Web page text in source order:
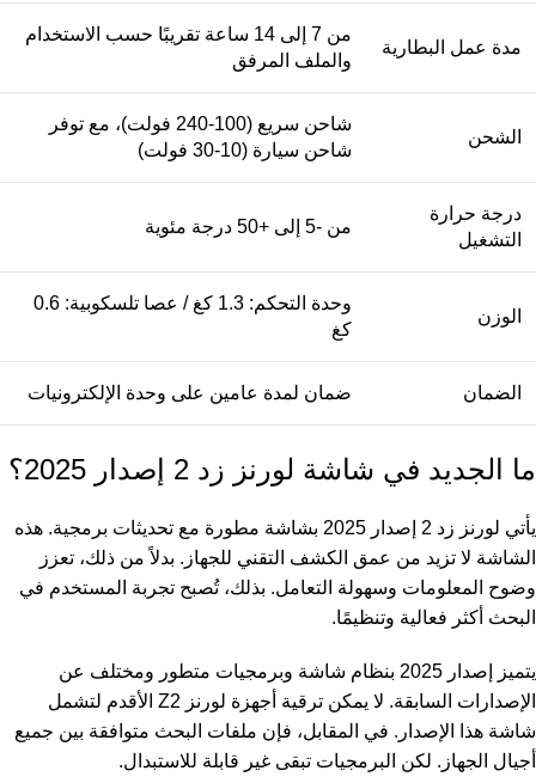
مدة عمل البطارية
من 7 إلى 14 ساعة تقريبًا حسب الاستخدام
والملف المرفق
الشحن
شاحن سريع (100-240 فولت)، مع توفر
شاحن سيارة (10-30 فولت)
درجة حرارة
التشغيل
من -5 إلى +50 درجة مئوية
الوزن
وحدة التحكم: 1.3 كغ / عصا تلسكوبية: 0.6
كغ
الضمان ضمان لمدة عامين على وحدة الإلكترونيات
ما الجديد في شاشة لورنز زد 2 إصدار 2025؟
يأتي لورنز زد 2 إصدار 2025 بشاشة مطورة مع تحديثات برمجية. هذه
الشاشة لا تزيد من عمق الكشف التقني للجهاز. بدلاً من ذلك، تعزز
وضوح المعلومات وسهولة التعامل. بذلك، تُصبح تجربة المستخدم في
البحث أكثر فعالية وتنظيمًا.
يتميز إصدار 2025 بنظام شاشة وبرمجيات متطور ومختلف عن
الإصدارات السابقة. لا يمكن ترقية أجهزة لورنز Z2 الأقدم لتشمل
شاشة هذا الإصدار. في المقابل، فإن ملفات البحث متوافقة بين جميع
أجيال الجهاز. لكن البرمجيات تبقى غير قابلة للاستبدال.